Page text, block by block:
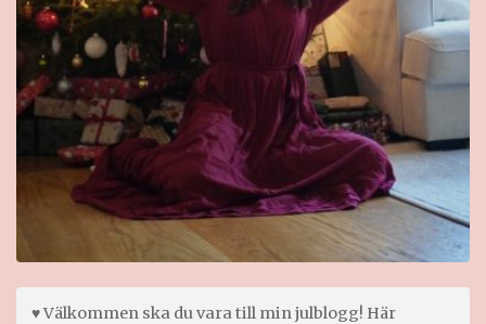
♥ Välkommen ska du vara till min julblogg! Här